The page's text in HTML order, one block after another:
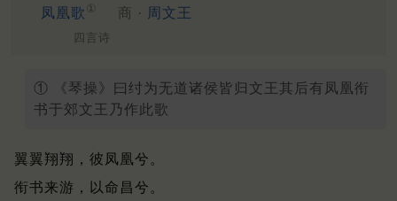
凤凰歌 ① 商 · 周文王
四言诗
① 《琴操》曰纣为无道诸侯皆归文王其后有凤凰衔
书于郊文王乃作此歌
翼翼翔翔，彼凤凰兮。
衔书来游，以命昌兮。